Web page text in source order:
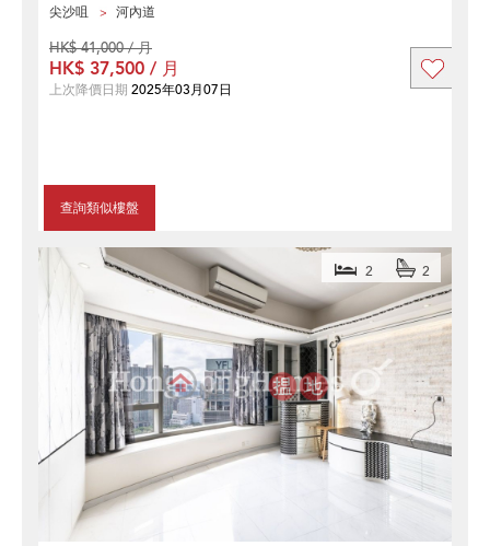
尖沙咀 河內道
查詢類似樓盤
HK$ 41,000 / 月
HK$ 37,500 / 月
上次降價日期 2025年03月07日
2 2